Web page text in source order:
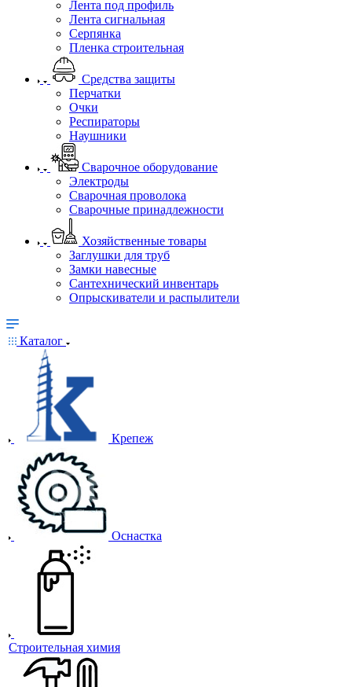
Лента под профиль
Лента сигнальная
Серпянка
Пленка строительная
Средства защиты
Перчатки
Очки
Респираторы
Наушники
Сварочное оборудование
Электроды
Сварочная проволока
Сварочные принадлежности
Хозяйственные товары
Заглушки для труб
Замки навесные
Сантехнический инвентарь
Опрыскиватели и распылители
Каталог
Крепеж
Оснастка
Строительная химия